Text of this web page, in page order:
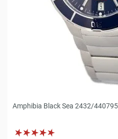
Amphibia Black Sea 2432/440795